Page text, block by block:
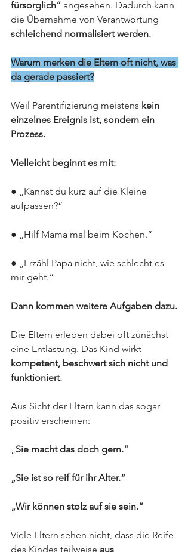
fürsorglich“ angesehen. Dadurch kann
die Übernahme von Verantwortung
schleichend normalisiert werden.
Warum merken die Eltern oft nicht, was
da gerade passiert?
Weil Parentifizierung meistens kein
einzelnes Ereignis ist, sondern ein
Prozess.
Vielleicht beginnt es mit:
● „Kannst du kurz auf die Kleine
aufpassen?“
● „Hilf Mama mal beim Kochen.“
● „Erzähl Papa nicht, wie schlecht es
mir geht.“
Dann kommen weitere Aufgaben dazu.
Die Eltern erleben dabei oft zunächst
eine Entlastung. Das Kind wirkt
kompetent, beschwert sich nicht und
funktioniert.
Aus Sicht der Eltern kann das sogar
positiv erscheinen:
„Sie macht das doch gern.“
„Sie ist so reif für ihr Alter.“
„Wir können stolz auf sie sein.“
Viele Eltern sehen nicht, dass die Reife
des Kindes teilweise aus